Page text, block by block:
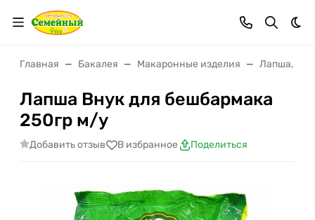
Главная Бакалея Макаронные изделия Лапша,
Лапша Внук для бешбармака
250гр м/у
Добавить отзыв В избранное Поделиться